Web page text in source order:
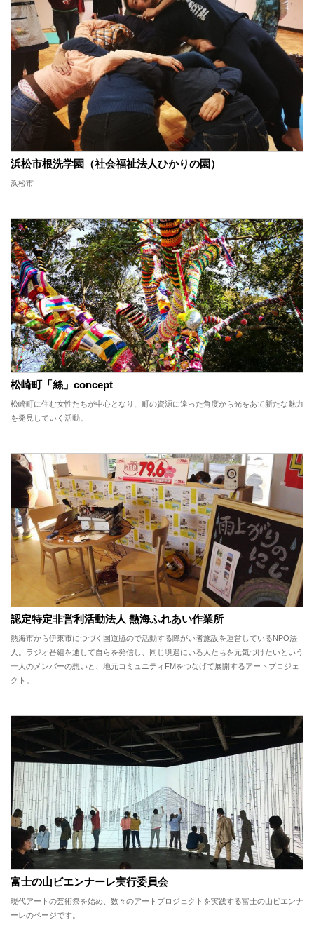
浜松市根洗学園（社会福祉法人ひかりの園）
浜松市
松崎町「絲」concept
松崎町に住む女性たちが中心となり、町の資源に違った角度から光をあて新たな魅力
を発見していく活動。
認定特定非営利活動法人 熱海ふれあい作業所
熱海市から伊東市につづく国道脇ので活動する障がい者施設を運営しているNPO法
人。ラジオ番組を通して自らを発信し、同じ境遇にいる人たちを元気づけたいという
一人のメンバーの想いと、地元コミュニティFMをつなげて展開するアートプロジェ
クト。
富士の山ビエンナーレ実行委員会
現代アートの芸術祭を始め、数々のアートプロジェクトを実践する富士の山ビエンナ
ーレのページです。